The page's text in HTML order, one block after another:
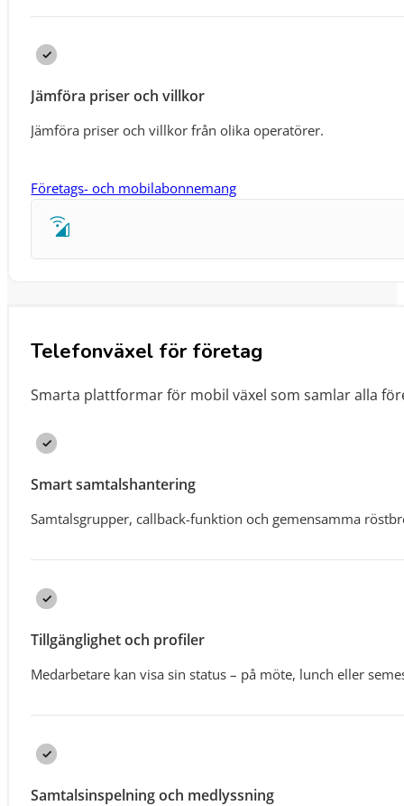
Jämföra priser och villkor
Jämföra priser och villkor från olika operatörer.
Företags- och mobilabonnemang
Telefonväxel för företag
Smarta plattformar för mobil växel som samlar alla
Smart samtalshantering
Samtalsgrupper, callback-funktion och gemensamma
Tillgänglighet och profiler
Medarbetare kan visa sin status – på möte, lunch eller
Samtalsinspelning och medlyssning